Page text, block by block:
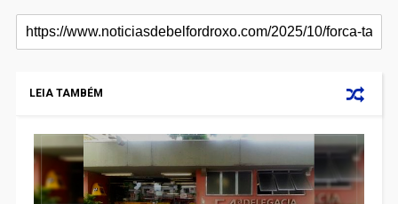
LEIA TAMBÉM